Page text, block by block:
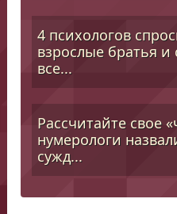
4 психологов
взрослые братья и
все...
Рассчитайте свое
нумерологи
сужд...